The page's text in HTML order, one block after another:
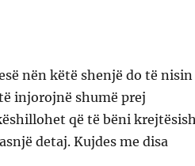
nën këtë shenjë do të nisin
injorojnë shumë prej
që të bëni
detaj. Kujdes me disa